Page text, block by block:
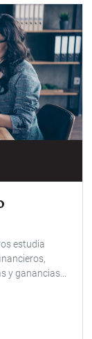
estudia
y ganancias...